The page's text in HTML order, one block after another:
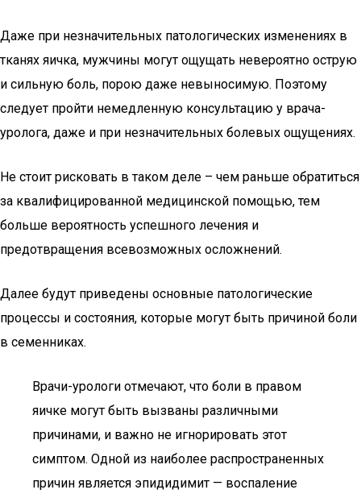
Даже при незначительных патологических изменениях в
тканях яичка, мужчины могут ощущать невероятно острую
и сильную боль, порою даже невыносимую. Поэтому
следует пройти немедленную консультацию у врача-
уролога, даже и при незначительных болевых ощущениях.
Не стоит рисковать в таком деле – чем раньше обратиться
за квалифицированной медицинской помощью, тем
больше вероятность успешного лечения и
предотвращения всевозможных осложнений.
Далее будут приведены основные патологические
процессы и состояния, которые могут быть причиной боли
в семенниках.
Врачи-урологи отмечают, что боли в правом
яичке могут быть вызваны различными
причинами, и важно не игнорировать этот
симптом. Одной из наиболее распространенных
причин является эпидидимит — воспаление